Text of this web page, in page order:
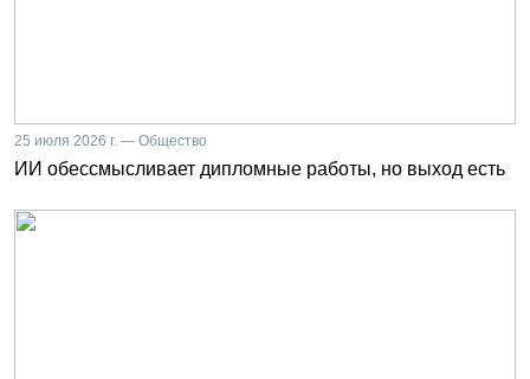
25 июля 2026 г. — Общество
ИИ обессмысливает дипломные работы, но выход есть